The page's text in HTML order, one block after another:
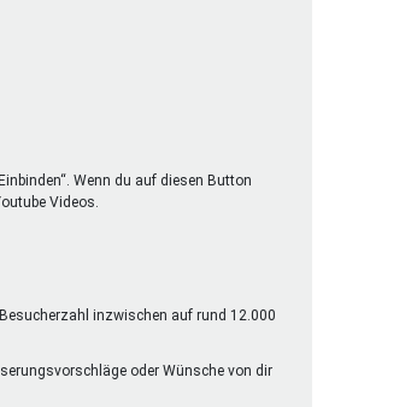
Wenn du auf diesen Button
Videos.
inzwischen auf rund 12.000
oder Wünsche von dir